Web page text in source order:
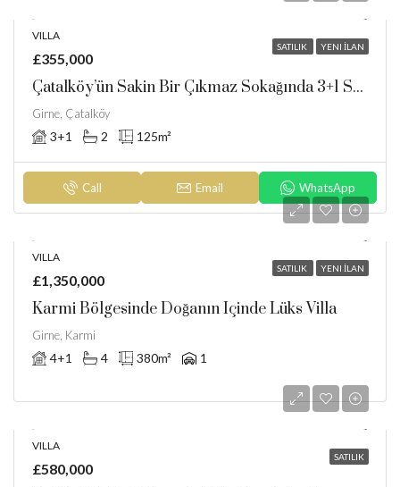
SATILIK YENI İLAN
VILLA
£355,000
Çatalköy’ün Sakin Bir Çıkmaz Sokağında 3+1 Satılık Villa
Girne, Çatalköy
3+1 2 125m²
Call Email WhatsApp
SATILIK YENI İLAN
VILLA
£1,350,000
Karmi Bölgesinde Doğanın Içinde Lüks Villa
Girne, Karmi
4+1 4 380m² 1
SATILIK
VILLA
£580,000